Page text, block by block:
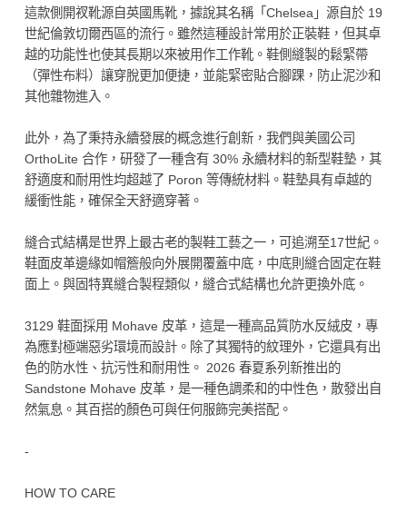
這款側開衩靴源自英國馬靴，據說其名稱「Chelsea」源自於 19
世紀倫敦切爾西區的流行。雖然這種設計常用於正裝鞋，但其卓
越的功能性也使其長期以來被用作工作靴。鞋側縫製的鬆緊帶
（彈性布料）讓穿脫更加便捷，並能緊密貼合腳踝，防止泥沙和
其他雜物進入。
此外，為了秉持永續發展的概念進行創新，我們與美國公司
OrthoLite 合作，研發了一種含有 30% 永續材料的新型鞋墊，其
舒適度和耐用性均超越了 Poron 等傳統材料。鞋墊具有卓越的
緩衝性能，確保全天舒適穿著。
縫合式結構是世界上最古老的製鞋工藝之一，可追溯至17世紀。
鞋面皮革邊緣如帽簷般向外展開覆蓋中底，中底則縫合固定在鞋
面上。與固特異縫合製程類似，縫合式結構也允許更換外底。
3129 鞋面採用 Mohave 皮革，這是一種高品質防水反絨皮，專
為應對極端惡劣環境而設計。除了其獨特的紋理外，它還具有出
色的防水性、抗污性和耐用性。 2026 春夏系列新推出的
Sandstone Mohave 皮革，是一種色調柔和的中性色，散發出自
然氣息。其百搭的顏色可與任何服飾完美搭配。
-
HOW TO CARE